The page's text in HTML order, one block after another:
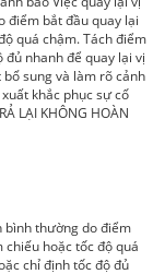
điểm bắt đầu quay lại
quá chậm.Tách điểm
nhanh để quay lại vị
sung và làm rõ cảnh
khắc phục sự cố
LẠI KHÔNG HOÀN
bình thường do điểm
hoặc tốc độ quá
chỉ định tốc độ đủ